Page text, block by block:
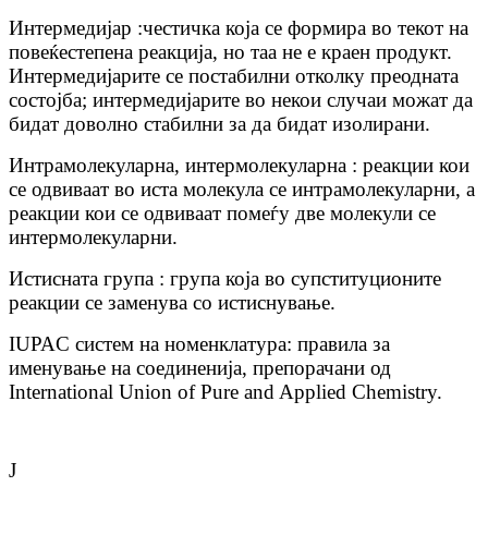
Интермедијар :честичка која се формира во текот на
повеќестепена реакција, но таа не е краен продукт.
Интермедијарите се постабилни отколку преодната
состојба; интермедијарите во некои случаи можат да
бидат доволно стабилни за да бидат изолирани.
Интрамолекуларна, интермолекуларна : реакции кои
се одвиваат во иста молекула се интрамолекуларни, а
реакции кои се одвиваат помеѓу две молекули се
интермолекуларни.
Истисната група : група која во супституционите
реакции се заменува со истиснување.
IUPAC систем на номенклатура: правила за
именување на соединенија, препорачани од
International Union of Pure and Applied Chemistry.
Ј